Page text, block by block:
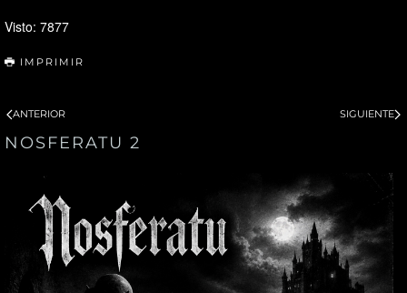
Visto: 7877
IMPRIMIR
ANTERIOR SIGUIENTE
NOSFERATU 2